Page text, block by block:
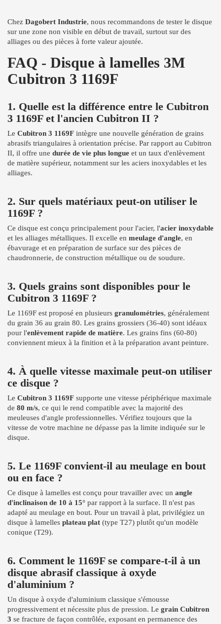
Chez Dagobert Industrie, nous recommandons de tester le disque
sur une zone non visible en début de travail, surtout sur des
alliages ou des pièces à forte valeur ajoutée.
FAQ - Disque à lamelles 3M
Cubitron 3 1169F
1. Quelle est la différence entre le Cubitron
3 1169F et l'ancien Cubitron II ?
Le Cubitron 3 1169F intègre une nouvelle génération de grains
abrasifs triangulaires à orientation précise. Par rapport au Cubitron
II, il offre une durée de vie plus longue et un taux d'enlèvement
de matière supérieur, notamment sur les aciers inoxydables et les
alliages.
2. Sur quels matériaux peut-on utiliser le
1169F ?
Ce disque est conçu principalement pour l'acier, l'acier inoxydable
et les alliages métalliques. Il excelle en meulage d'angle, en
ébavurage et en préparation de surface sur des pièces de
chaudronnerie, de construction métallique ou de soudure.
3. Quels grains sont disponibles pour le
Cubitron 3 1169F ?
Le 1169F est proposé en plusieurs granulométries, généralement
du grain 36 au grain 80. Les grains grossiers (36-40) sont idéaux
pour l'enlèvement rapide de matière. Les grains fins (60-80)
conviennent mieux à la finition et à la préparation avant peinture.
4. À quelle vitesse maximale peut-on utiliser
ce disque ?
Le Cubitron 3 1169F supporte une vitesse périphérique maximale
de 80 m/s, ce qui le rend compatible avec la majorité des
meuleuses d'angle professionnelles. Vérifiez toujours que la
vitesse de votre machine ne dépasse pas la limite indiquée sur le
disque.
5. Le 1169F convient-il au meulage en bout
ou en face ?
Ce disque à lamelles est conçu pour travailler avec un angle
d'inclinaison de 10 à 15° par rapport à la surface. Il n'est pas
adapté au meulage en bout. Pour un travail à plat, privilégiez un
disque à lamelles plateau plat (type T27) plutôt qu'un modèle
conique (T29).
6. Comment le 1169F se compare-t-il à un
disque abrasif classique à oxyde
d'aluminium ?
Un disque à oxyde d'aluminium classique s'émousse
progressivement et nécessite plus de pression. Le grain Cubitron
3 se fracture de façon contrôlée, exposant en permanence des